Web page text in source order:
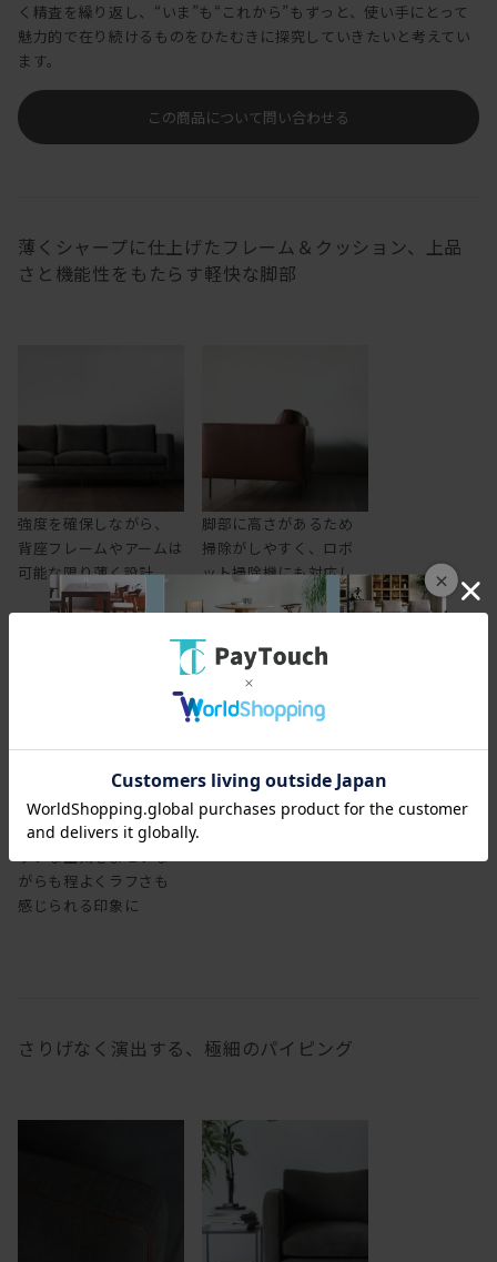
×
この商品について問い合わせる
く精査を繰り返し、“いま”も“これから”もずっと、使い手にとって
魅力的で在り続けるものをひたむきに探究していきたいと考えてい
ます。
薄くシャープに仕上げたフレーム＆クッション、上品
さと機能性をもたらす軽快な脚部
強度を確保しながら、
背座フレームやアームは
可能な限り薄く設計
脚部に高さがあるため
掃除がしやすく、ロボ
ット掃除機にも対応し
ます
レザーで張り込むと、シ
ックな空気をまといな
がらも程よくラフさも
感じられる印象に
さりげなく演出する、極細のパイピング